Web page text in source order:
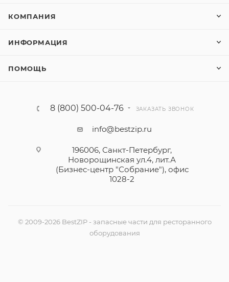
КОМПАНИЯ
ИНФОРМАЦИЯ
ПОМОЩЬ
8 (800) 500-04-76 ЗАКАЗАТЬ ЗВОНОК
info@bestzip.ru
196006, Санкт-Петербург,
Новорощинская ул.4, лит.А
(Бизнес-центр "Собрание"), офис
1028-2
© 2009-2026 BestZIP - запасные части для ресторанного
оборудования